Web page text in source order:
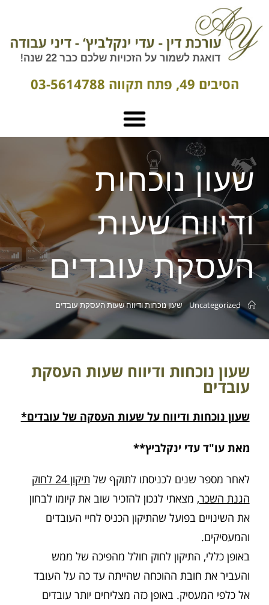
הסיבים 49, פתח תקווה 03-5614788
שעון נוכחות
ודיווח שעות
העסקת עובדים
Uncategorized שעון נוכחות ודיווח שעות העסקת עובדים
שעון נוכחות ודיווח שעות העסקת
עובדים
שעון נוכחות ודיווח על שעות העסקה של עובדים*
מאת עו"ד עדי ינקלביץ**
לאחר מספר שנים לכניסתו לתוקף של
תיקון 24 לחוק
הגנת השכר, מצאתי לנכון להזכיר שוב את קיומו לבחון
את השינויים בפועל שהתיקון הכניס לחיי העובדים
והמעסיקים.
באופן כללי, התיקון לחוק חולל מהפיכה של ממש
והעביר את חובת ההוכחה שהייתה עד כה על העובד
אל כלפי המעסיק. באופן כזה מצליחים יותר עובדים